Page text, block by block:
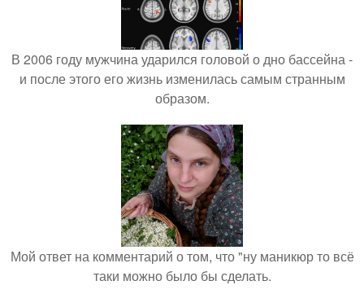
В 2006 году мужчина ударился головой о дно бассейна -
и после этого его жизнь изменилась самым странным
образом.
Мой ответ на комментарий о том, что "ну маникюр то всё
таки можно было бы сделать.